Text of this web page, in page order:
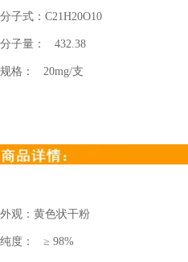
分子式： C21H20O10
分子量： 432.38
规格： 20mg/支
外观：黄色状干粉
纯度： ≥ 98%